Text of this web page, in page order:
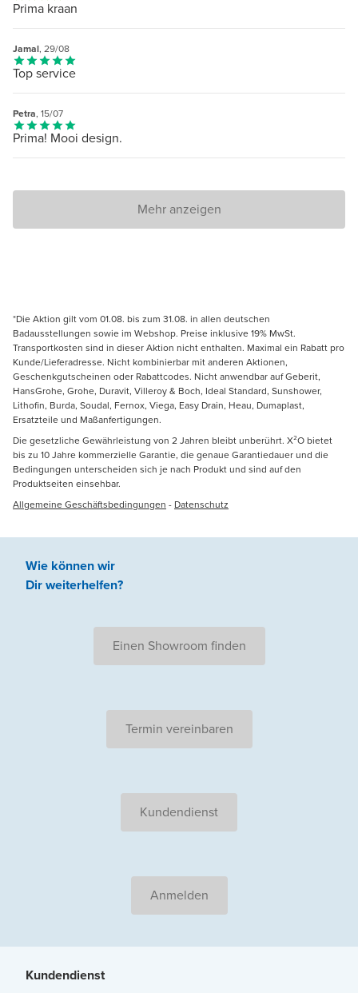
Prima kraan
Jamal, 29/08
Top service
Petra, 15/07
Prima! Mooi design.
Mehr anzeigen
*Die Aktion gilt vom 01.08. bis zum 31.08. in allen deutschen
Badausstellungen sowie im Webshop. Preise inklusive 19% MwSt.
Transportkosten sind in dieser Aktion nicht enthalten. Maximal ein Rabatt pro
Kunde/Lieferadresse. Nicht kombinierbar mit anderen Aktionen,
Geschenkgutscheinen oder Rabattcodes. Nicht anwendbar auf Geberit,
HansGrohe, Grohe, Duravit, Villeroy & Boch, Ideal Standard, Sunshower,
Lithofin, Burda, Soudal, Fernox, Viega, Easy Drain, Heau, Dumaplast,
Ersatzteile und Maßanfertigungen.
Die gesetzliche Gewährleistung von 2 Jahren bleibt unberührt. X²O bietet
bis zu 10 Jahre kommerzielle Garantie, die genaue Garantiedauer und die
Bedingungen unterscheiden sich je nach Produkt und sind auf den
Produktseiten einsehbar.
Allgemeine Geschäftsbedingungen - Datenschutz
Wie können wir
Dir weiterhelfen?
Einen Showroom finden
Termin vereinbaren
Kundendienst
Anmelden
Kundendienst